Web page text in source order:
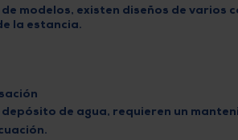
modelos, existen diseños de varios
la estancia.
de agua, requieren un